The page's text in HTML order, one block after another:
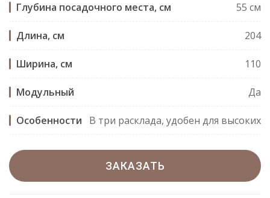
Глубина посадочного места, см 55 см
Длина, см 204
Ширина, см 110
Модульный Да
Особенности В три расклада, удобен для высоких
ЗАКАЗАТЬ